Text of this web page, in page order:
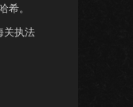
。
关执法